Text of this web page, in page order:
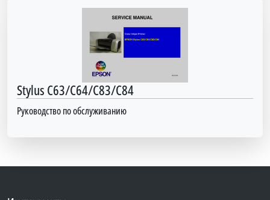
Stylus C63/C64/C83/C84
Руководство по обслуживанию